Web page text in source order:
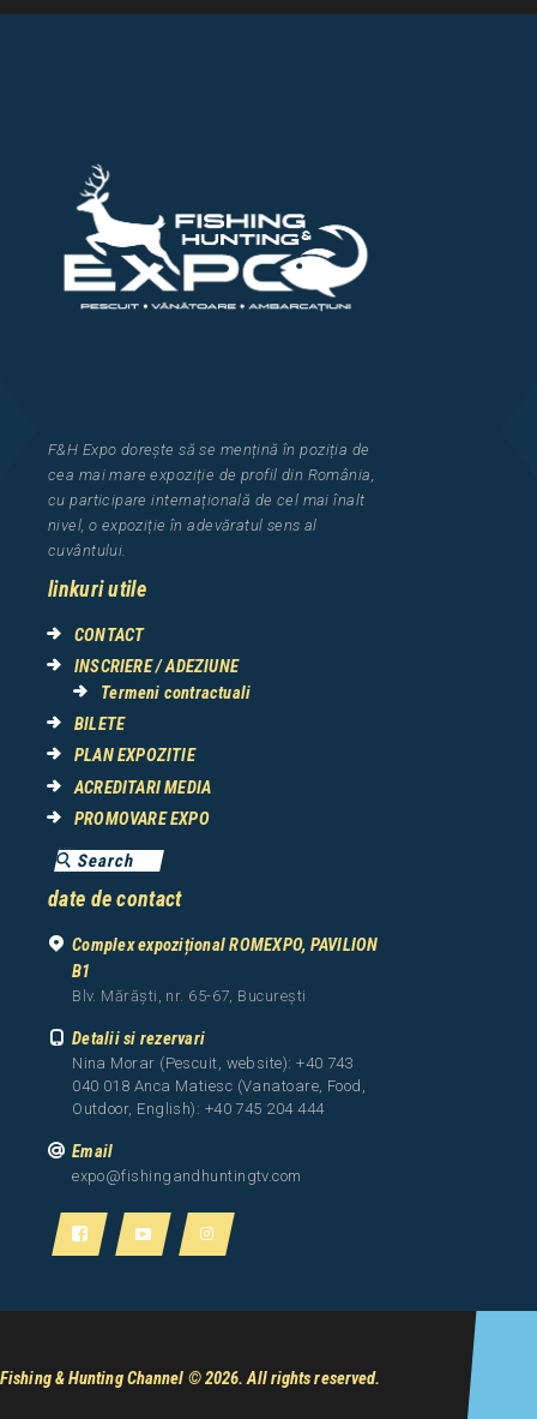
F&H Expo dorește să se mențină în poziția de
cea mai mare expoziție de profil din România,
cu participare internațională de cel maiînalt
nivel, o expoziție în adevăratul sens al
cuvântului.
linkuri utile
CONTACT
INSCRIERE / ADEZIUNE
Termeni contractuali
BILETE
PLAN EXPOZITIE
ACREDITARI MEDIA
PROMOVARE EXPO
date de contact
Complex expozițional ROMEXPO, PAVILION
B1
Blv. Mărăști, nr. 65-67, București
Detalii si rezervari
Nina Morar (Pescuit, website): +40 743
040 018 Anca Matiesc (Vanatoare, Food,
Outdoor, English): +40 745 204 444
Email
expo@fishingandhuntingtv.com
Fishing & Hunting Channel © 2026. All rights reserved.